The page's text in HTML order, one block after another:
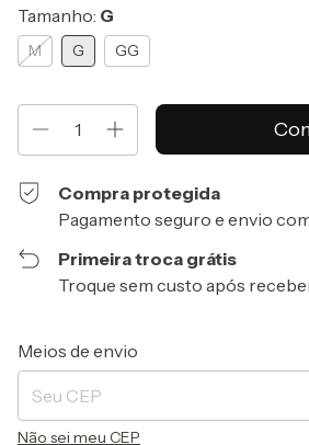
Tamanho: G
M G GG
Compra protegida
Pagamento seguro e envio
Primeira troca grátis
Troque sem custo após
Entregas para o CEP:
Meios de envio
Não sei meu CEP